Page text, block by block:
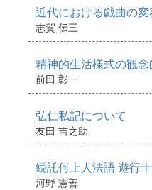
近代における戯曲の変
志賀 伝三
精神的生活様式の観
前田 彰一
弘仁私記について
友田 吉之助
続託何上人法語 遊行
河野 憲善